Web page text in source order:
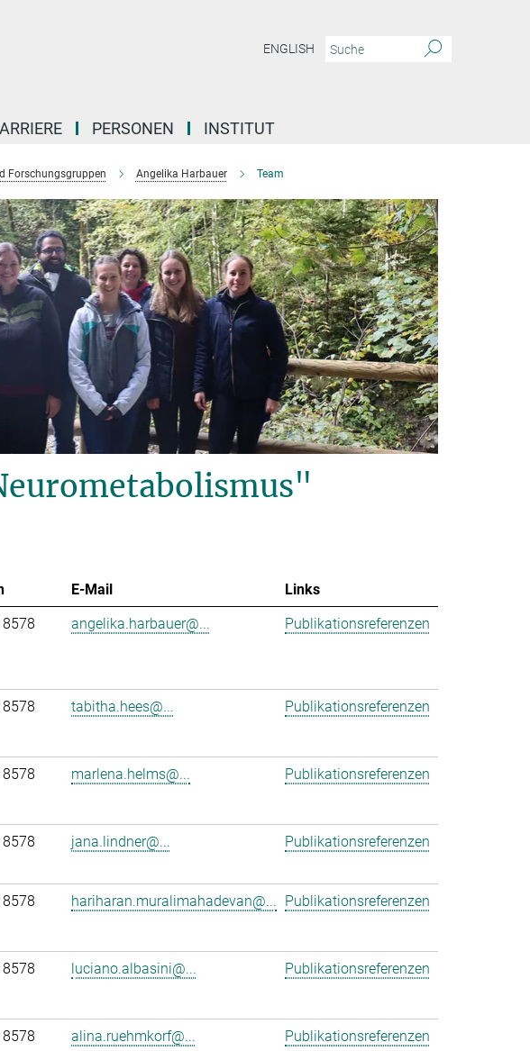
ENGLISH
PERSONEN INSTITUT
Forschungsgruppen Angelika Harbauer Team
E-Mail
Links
angelika.harbauer@... Publikationsreferenzen
tabitha.hees@... Publikationsreferenzen
marlena.helms@... Publikationsreferenzen
jana.lindner@... Publikationsreferenzen
hariharan.muralimahadevan@... Publikationsreferenzen
luciano.albasini@... Publikationsreferenzen
alina.ruehmkorf@... Publikationsreferenzen